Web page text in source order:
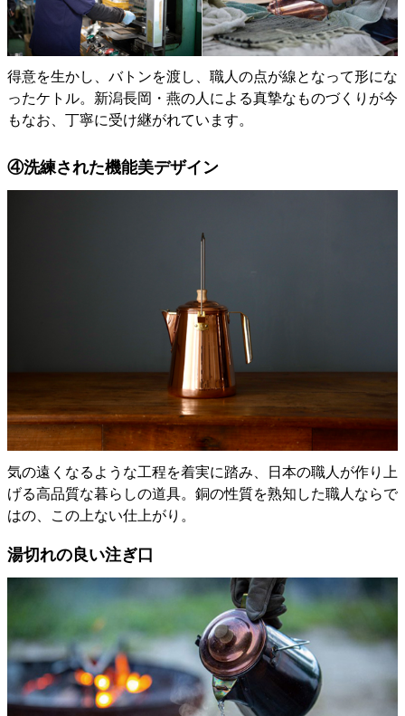
得意を生かし、バトンを渡し、職人の点が線となって形にな
ったケトル。新潟長岡・燕の人による真摯なものづくりが今
もなお、丁寧に受け継がれています。
④洗練された機能美デザイン
気の遠くなるような工程を着実に踏み、日本の職人が作り上
げる高品質な暮らしの道具。銅の性質を熟知した職人ならで
はの、この上ない仕上がり。
湯切れの良い注ぎ口